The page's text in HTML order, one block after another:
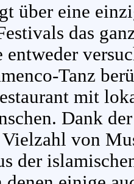
über eine
das
entweder
Tanz
mit
Dank
von
der